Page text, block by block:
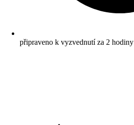
připraveno k vyzvednutí za 2 hodiny